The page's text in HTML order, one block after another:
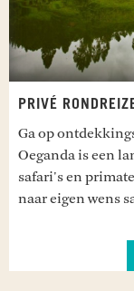
PRIVÉ
Ga op
Oeganda is een
safari's en
naar eigen wens